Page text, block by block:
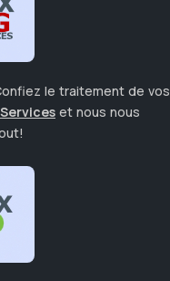
le traitement de vos
et nous nous